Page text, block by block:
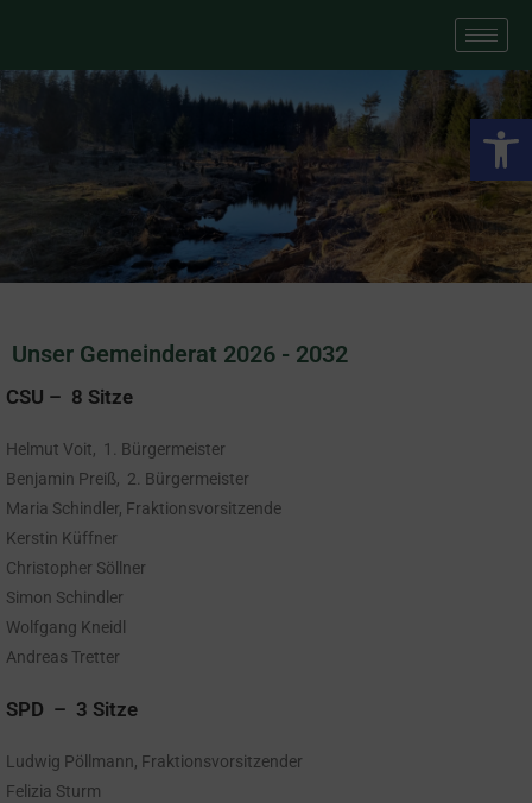
Unser Gemeinderat 2026 - 2032
CSU – 8 Sitze
Helmut Voit, 1. Bürgermeister
Benjamin Preiß, 2. Bürgermeister
Maria Schindler, Fraktionsvorsitzende
Kerstin Küffner
Christopher Söllner
Simon Schindler
Wolfgang Kneidl
Andreas Tretter
SPD – 3 Sitze
Ludwig Pöllmann, Fraktionsvorsitzender
Felizia Sturm